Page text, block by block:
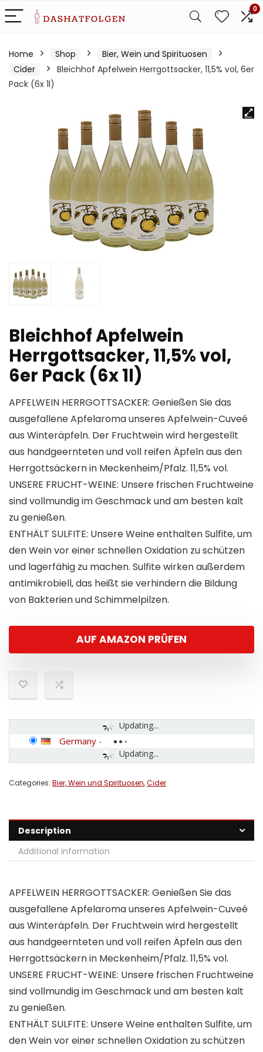
0
Home Shop
Bier, Wein und Spirituosen
Cider
Bleichhof Apfelwein Herrgottsacker, 11,5% vol, 6er
Pack (6x 1l)
Bleichhof Apfelwein
Herrgottsacker, 11,5% vol,
6er Pack (6x 1l)
APFELWEIN HERRGOTTSACKER: Genießen Sie das
ausgefallene Apfelaroma unseres Apfelwein-Cuveé
aus Winteräpfeln. Der Fruchtwein wird hergestellt
aus handgeernteten und voll reifen Äpfeln aus den
Herrgottsäckern in Meckenheim/Pfalz. 11,5% vol.
UNSERE FRUCHT-WEINE: Unsere frischen Fruchtweine
sind vollmundig im Geschmack und am besten kalt
zu genießen.
ENTHÄLT SULFITE: Unsere Weine enthalten Sulfite, um
den Wein vor einer schnellen Oxidation zu schützen
und lagerfähig zu machen. Sulfite wirken außerdem
antimikrobiell, das heißt sie verhindern die Bildung
von Bakterien und Schimmelpilzen.
AUF AMAZON PRÜFEN
Updating...
Updating...
Germany -
Categories: Bier, Wein und Spirituosen,Cider
Description
Additional information
APFELWEIN HERRGOTTSACKER: Genießen Sie das
ausgefallene Apfelaroma unseres Apfelwein-Cuveé
aus Winteräpfeln. Der Fruchtwein wird hergestellt
aus handgeernteten und voll reifen Äpfeln aus den
Herrgottsäckern in Meckenheim/Pfalz. 11,5% vol.
UNSERE FRUCHT-WEINE: Unsere frischen Fruchtweine
sind vollmundig im Geschmack und am besten kalt
zu genießen.
ENTHÄLT SULFITE: Unsere Weine enthalten Sulfite, um
den Wein vor einer schnellen Oxidation zu schützen